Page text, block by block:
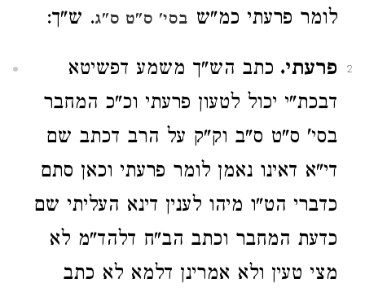
לומר פרעתי כמ"ש בסי' ס"ט ס"ג. ש"ך:
2 פרעתי. כתב הש"ך משמע דפשיטא
דבכת"י יכול לטעון פרעתי וכ"כ המחבר
בסי' ס"ט ס"ב וק"ק על הרב דכתב שם
די"א דאינו נאמן לומר פרעתי וכאן סתם
כדברי הט"ו מיהו לענין דינא העליתי שם
כדעת המחבר וכתב הב"ח דלהד"מ לא
מצי טעין ולא אמרינן דלמא לא כתב